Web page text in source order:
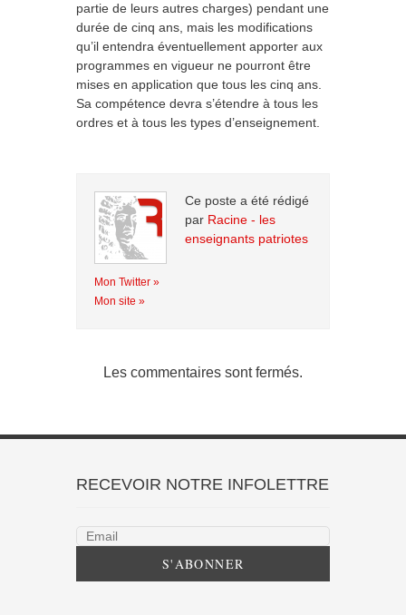
partie de leurs autres charges) pendant une
durée de cinq ans, mais les modifications
qu’il entendra éventuellement apporter aux
programmes en vigueur ne pourront être
mises en application que tous les cinq ans.
Sa compétence devra s’étendre à tous les
ordres et à tous les types d’enseignement.
Ce poste a été rédigé
par Racine - les
enseignants patriotes
Mon Twitter »
Mon site »
Les commentaires sont fermés.
RECEVOIR NOTRE INFOLETTRE